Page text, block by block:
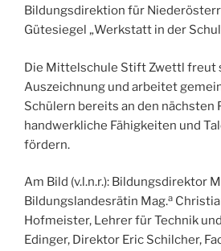
Bildungsdirektion für
Gütesiegel „Werkstatt in der
Die Mittelschule Stift Zwettl freut
Auszeichnung und arbeitet
Schülern bereits an den nächsten
handwerkliche Fähigkeiten und
fördern.
Am Bild (v.l.n.r.): Bildungsdirektor
Bildungslandesrätin Mag.a
Hofmeister, Lehrer für Technik
Edinger, Direktor Eric Schilcher,